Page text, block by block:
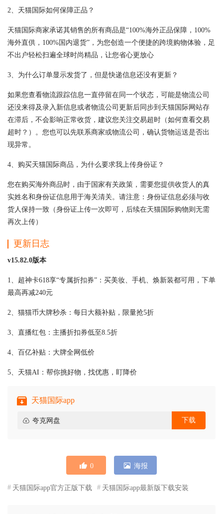
2、天猫国际如何保障正品？
天猫国际商家承诺其销售的所有商品是“100%海外正品保障，100%
海外直供，100%国内退货”，为您创造一个便捷的跨境购物体验，足
不出户轻松扫遍全球时尚精品，让您省心更放心
3、为什么订单显示发货了，但是快递信息还没有更新？
如果您查看物流跟踪信息一直停留在同一个状态，可能是物流公司
还没来得及录入新信息或者物流公司更新后同步到天猫国际网站存
在滞后，不会影响正常收货，建议您关注交易超时（如何查看交易
超时？）。您也可以先联系商家或物流公司，确认货物运送是否出
现异常。
4、购买天猫国际商品，为什么要求我上传身份证？
您在购买海外商品时，由于国家有关政策，需要您提供收货人的真
实姓名和身份证信息用于海关清关。请注意：身份证信息必须与收
货人保持一致（身份证上传一次即可，后续在天猫国际购物则无需
再次上传）
更新日志
v15.82.0版本
1、超神卡618享“专属折扣券”：买美妆、手机、焕新装都可用，下单
最高再减240元
2、猫猫币大牌秒杀：每日大额补贴，限量抢5折
3、直播红包：主播折扣券低至8.5折
4、百亿补贴：大牌全网低价
5、天猫AI：帮你挑好物，找优惠，盯降价
天猫国际app
夸克网盘 下载
0 海报
天猫国际app官方正版下载 天猫国际app最新版下载安装